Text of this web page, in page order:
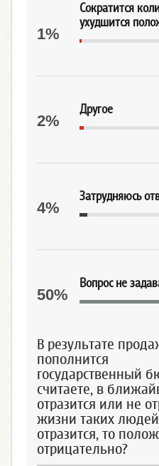
Сократится
ухудшится
1%
Другое
2%
Затрудняюсь
4%
Вопрос не
50%
В результате
пополнится
государственный
считаете, в
отразится или не
жизни таких
отразится, то
отрицательно?